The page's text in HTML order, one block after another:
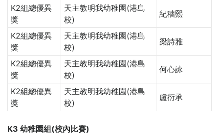
K2組總優異
獎
天主教明我幼稚園(港島
校)
紀穡熙
K2組總優異
獎
天主教明我幼稚園(港島
校)
梁詩雅
K2組總優異
獎
天主教明我幼稚園(港島
校)
何心詠
K2組總優異
獎
天主教明我幼稚園(港島
校)
盧衍承
K3 幼稚園組(校內比賽)